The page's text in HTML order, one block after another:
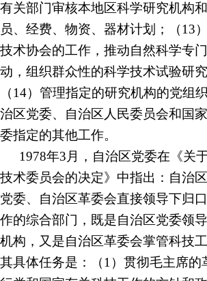
有关部门审核本地区科学研究机构
员、经费、物资、器材计划；（13
技术协会的工作，推动自然科学专
动，组织群众性的科学技术试验研
（14）管理指定的研究机构的党组
治区党委、自治区人民委员会和国
委指定的其他工作。
1978年3月，自治区党委在《关
技术委员会的决定》中指出：自治
党委、自治区革委会直接领导下归
作的综合部门，既是自治区党委领
机构，又是自治区革委会掌管科技
其具体任务是：（1）贯彻毛主席的